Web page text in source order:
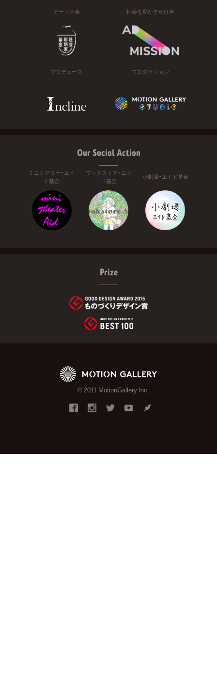
アート基金 社会を動かすかけ声
プロデュース プロダクション
Our Social Action
ミニシアター・エイ
ド基金
ブックストア・エイ
ド基金
小劇場・エイド基金
Prize
© 2011 MotionGallery Inc.